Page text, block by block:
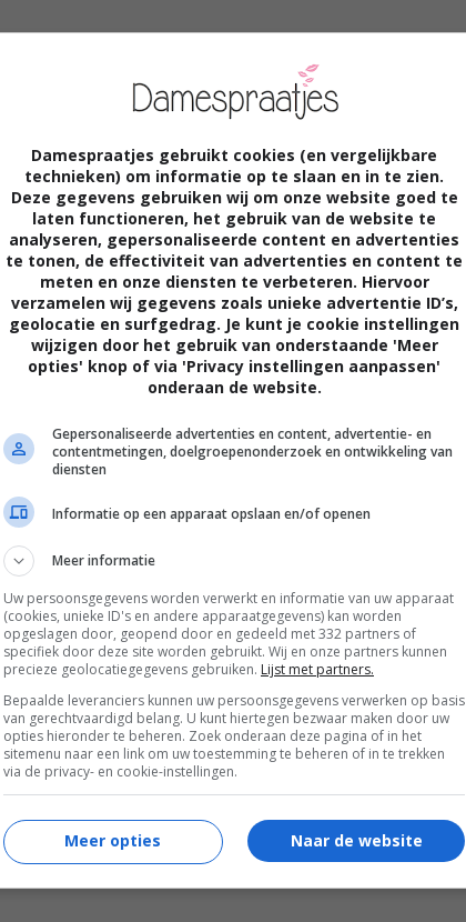
Damespraatjes gebruikt cookies (en vergelijkbare
technieken) om informatie op te slaan en in te zien.
Deze gegevens gebruiken wij om onze website goed te
laten functioneren, het gebruik van de website te
analyseren, gepersonaliseerde content en advertenties
te tonen, de effectiviteit van advertenties en content te
meten en onze diensten te verbeteren. Hiervoor
verzamelen wij gegevens zoals unieke advertentie ID’s,
geolocatie en surfgedrag. Je kunt je cookie instellingen
wijzigen door het gebruik van onderstaande 'Meer
opties' knop of via 'Privacy instellingen aanpassen'
onderaan de website.
Gepersonaliseerde advertenties en content, advertentie- en
contentmetingen, doelgroepenonderzoek en ontwikkeling van
diensten
Informatie op een apparaat opslaan en/of openen
Meer informatie
Uw persoonsgegevens worden verwerkt en informatie van uw apparaat
(cookies, unieke ID's en andere apparaatgegevens) kan worden
opgeslagen door, geopend door en gedeeld met 332 partners of
specifiek door deze site worden gebruikt. Wij en onze partners kunnen
precieze geolocatiegegevens gebruiken. Lijst met partners.
Bepaalde leveranciers kunnen uw persoonsgegevens verwerken op basis
van gerechtvaardigd belang. U kunt hiertegen bezwaar maken door uw
opties hieronder te beheren. Zoek onderaan deze pagina of in het
sitemenu naar een link om uw toestemming te beheren of in te trekken
via de privacy- en cookie-instellingen.
Naar de website
Meer opties